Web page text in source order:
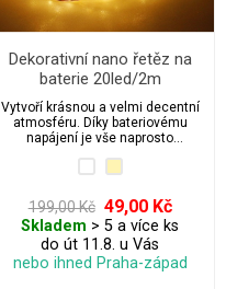
Dekorativní nano řetěz na
baterie 20led/2m
Vytvoří krásnou a velmi decentní
atmosféru. Díky bateriovému
napájení je vše naprosto
199,00 Kč 49,00 Kč
Skladem > 5 a více ks
do út 11.8. u Vás
nebo ihned Praha-západ